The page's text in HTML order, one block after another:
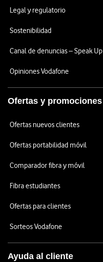
Legal y regulatorio
Sostenibilidad
Canal de denuncias – Speak Up
Opiniones Vodafone
Ofertas y promociones
Ofertas nuevos clientes
Ofertas portabilidad móvil
Comparador fibra y móvil
Fibra estudiantes
Ofertas para clientes
Sorteos Vodafone
Ayuda al cliente